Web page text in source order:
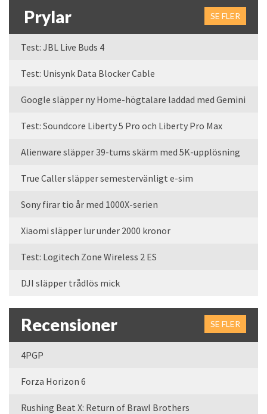
Prylar SE FLER
Test: JBL Live Buds 4
Test: Unisynk Data Blocker Cable
Google släpper ny Home-högtalare laddad med Gemini
Test: Soundcore Liberty 5 Pro och Liberty Pro Max
Alienware släpper 39-tums skärm med 5K-upplösning
True Caller släpper semestervänligt e-sim
Sony firar tio år med 1000X-serien
Xiaomi släpper lur under 2000 kronor
Test: Logitech Zone Wireless 2 ES
DJI släpper trådlös mick
Recensioner SE FLER
4PGP
Forza Horizon 6
Rushing Beat X: Return of Brawl Brothers